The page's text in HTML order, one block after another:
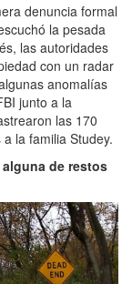
denuncia formal
la pesada
las autoridades
con un radar
anomalías
junto a la
las 170
la familia Studey.
de restos